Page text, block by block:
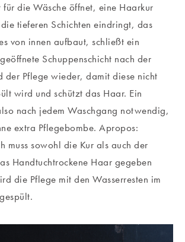
für die Wäsche öffnet, eine Haarkur
tieferen Schichten eindringt, das
von innen aufbaut, schließt ein
Schuppenschicht nach der
der Pflege wieder, damit diese nicht
wird und schützt das Haar. Ein
nach jedem Waschgang notwendig,
extra Pflegebombe. Apropos:
muss sowohl die Kur als auch der
Handtuchtrockene Haar gegeben
die Pflege mit den Wasserresten im